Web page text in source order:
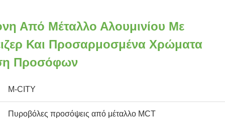
Από Μέταλλο Αλουμινίου Με
Και Προσαρμοσμένα Χρώματα
Προσόφων
M-CITY
Πυροβόλες προσόψεις από μέταλλο MCT